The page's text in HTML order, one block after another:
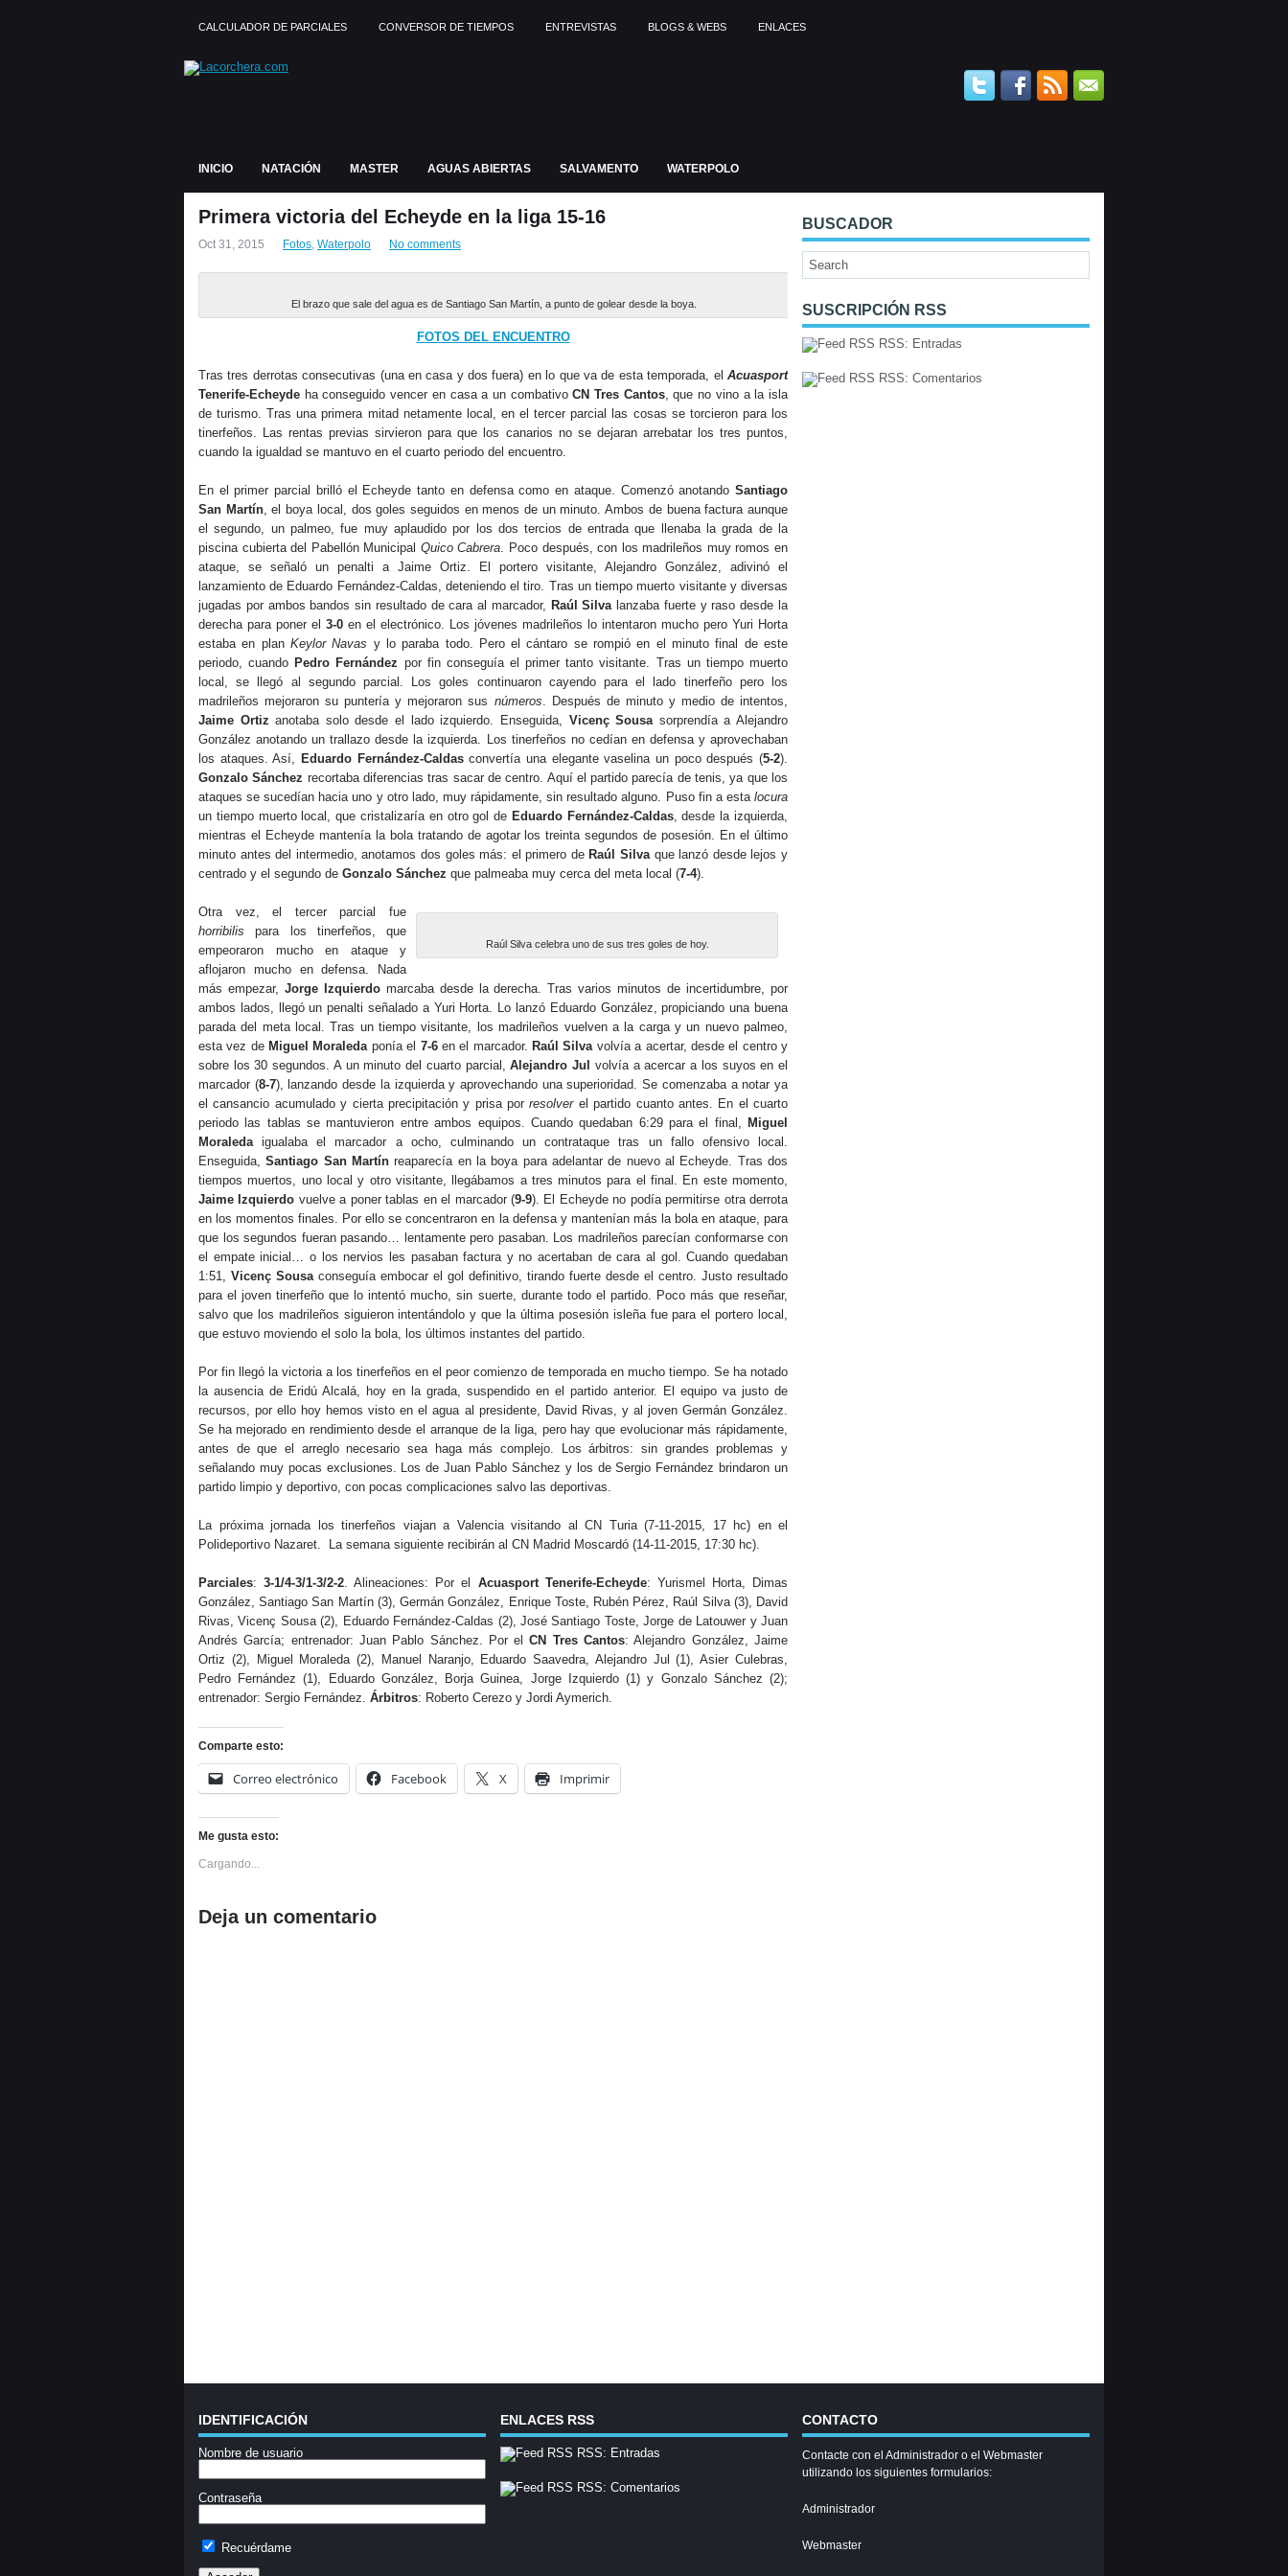
CALCULADOR DE PARCIALES CONVERSOR DE TIEMPOS ENTREVISTAS BLOGS & WEBS ENLACES
INICIO NATACIÓN MASTER AGUAS ABIERTAS SALVAMENTO WATERPOLO
Primera victoria del Echeyde en la liga 15-16
Oct 31, 2015 Fotos, Waterpolo No comments
El brazo que sale del agua es de Santiago San Martín, a punto de golear desde la boya.
FOTOS DEL ENCUENTRO
Tras tres derrotas consecutivas (una en casa y dos fuera) en lo que va de esta temporada, el Acuasport
Tenerife-Echeyde ha conseguido vencer en casa a un combativoCN Tres Cantos, que no vino a la isla
de turismo. Tras una primera mitad netamente local, en el tercer parcial las cosas se torcieron para los
tinerfeños. Las rentas previas sirvieron para que los canarios no se dejaran arrebatar los tres puntos,
cuando la igualdad se mantuvo en el cuarto periodo del encuentro.
En el primer parcial brilló el Echeyde tanto en defensa como en ataque. Comenzó anotando Santiago
San Martín, el boya local, dos goles seguidos en menos de un minuto. Ambos de buena factura aunque
el segundo, un palmeo, fue muy aplaudido por los dos tercios de entrada que llenaba la grada de la
piscina cubierta del Pabellón Municipal Quico Cabrera. Poco después, con los madrileños muy romos en
ataque, se señaló un penalti a Jaime Ortiz. El portero visitante, Alejandro González, adivinó el
lanzamiento de Eduardo Fernández-Caldas, deteniendo el tiro. Tras un tiempo muerto visitante y diversas
jugadas por ambos bandos sin resultado de cara al marcador, Raúl Silvalanzaba fuerte y raso desde la
derecha para poner el 3-0 en el electrónico. Los jóvenes madrileños lo intentaron mucho pero Yuri Horta
estaba en plan Keylor Navas y lo paraba todo. Pero el cántaro se rompió en el minuto final de este
periodo, cuando Pedro Fernández por fin conseguía el primer tanto visitante. Tras un tiempo muerto
local, se llegó al segundo parcial. Los goles continuaron cayendo para el lado tinerfeño pero los
madrileños mejoraron su puntería y mejoraron sus números. Después de minuto y medio de intentos,
Jaime Ortiz anotaba solo desde el lado izquierdo. Enseguida, Vicenç Sousasorprendía a Alejandro
González anotando un trallazo desde la izquierda. Los tinerfeños no cedían en defensa y aprovechaban
los ataques. Así, Eduardo Fernández-Caldasconvertía una elegante vaselina un poco después (5-2).
Gonzalo Sánchez recortaba diferencias tras sacar de centro. Aquí el partido parecía de tenis, ya que los
ataques se sucedían hacia uno y otro lado, muy rápidamente, sin resultado alguno. Puso fin a esta locura
un tiempo muerto local, que cristalizaría en otro gol de Eduardo Fernández-Caldas, desde la izquierda,
mientras el Echeyde mantenía la bola tratando de agotar los treinta segundos de posesión. En el último
minuto antes del intermedio, anotamos dos goles más: el primero de Raúl Silvaque lanzó desde lejos y
centrado y el segundo de Gonzalo Sánchez que palmeaba muy cerca del meta local (7-4).
Raúl Silva celebra uno de sus tres goles de hoy.
Otra vez, el tercer parcial fue
horribilis para los tinerfeños, que
empeoraron mucho en ataque y
aflojaron mucho en defensa. Nada
más empezar, Jorge Izquierdomarcaba desde la derecha. Tras varios minutos de incertidumbre, por
ambos lados, llegó un penalti señalado a Yuri Horta. Lo lanzó Eduardo González, propiciando una buena
parada del meta local. Tras un tiempo visitante, los madrileños vuelven a la carga y un nuevo palmeo,
esta vez de Miguel Moraledaponía el 7-6en el marcador. Raúl Silvavolvía a acertar, desde el centro y
sobre los 30 segundos. A un minuto del cuarto parcial,Alejandro Jul
volvía a acercar a los suyos en el
marcador (8-7), lanzando desde la izquierda y aprovechando una superioridad. Se comenzaba a notar ya
el cansancio acumulado y cierta precipitación y prisa porresolverel partido cuanto antes. En el cuarto
periodo las tablas se mantuvieron entre ambos equipos. Cuando quedaban 6:29 para el final, Miguel
Moraledaigualaba el marcador a ocho, culminando un contrataque tras un fallo ofensivo local.
Enseguida,Santiago San Martín reaparecía en la boya para adelantar de nuevo al Echeyde. Tras dos
tiempos muertos, uno local y otro visitante, llegábamos a tres minutos para el final. En este momento,
Jaime Izquierdo vuelve a poner tablas en el marcador (9-9). El Echeyde no podía permitirse otra derrota
en los momentos finales. Por ello se concentraron en la defensa y mantenían más la bola en ataque, para
que los segundos fueran pasando… lentamente pero pasaban. Los madrileños parecían conformarse con
el empate inicial… o los nervios les pasaban factura y no acertaban de cara al gol. Cuando quedaban
1:51, Vicenç Sousaconseguía embocar el gol definitivo, tirando fuerte desde el centro. Justo resultado
para el joven tinerfeño que lo intentó mucho, sin suerte, durante todo el partido. Poco más que reseñar,
salvo que los madrileños siguieron intentándolo y que la última posesión isleña fue para el portero local,
que estuvo moviendo el solo la bola, los últimos instantes del partido.
Por fin llegó la victoria a los tinerfeños en el peor comienzo de temporada en mucho tiempo. Se ha notado
la ausencia de Eridú Alcalá, hoy en la grada, suspendido en el partido anterior. El equipo va justo de
recursos, por ello hoy hemos visto en el agua al presidente, David Rivas, y al joven Germán González.
Se ha mejorado en rendimiento desde el arranque de la liga, pero hay que evolucionar más rápidamente,
antes de que el arreglo necesario sea haga más complejo. Los árbitros: sin grandes problemas y
señalando muy pocas exclusiones. Los de Juan Pablo Sánchez y los de Sergio Fernández brindaron un
partido limpio y deportivo, con pocas complicaciones salvo las deportivas.
La próxima jornada los tinerfeños viajan a Valencia visitando al CN Turia (7-11-2015, 17 hc) en el
Polideportivo Nazaret. La semana siguiente recibirán al CN Madrid Moscardó (14-11-2015, 17:30 hc).
Parciales:3-1/4-3/1-3/2-2. Alineaciones: Por el Acuasport Tenerife-Echeyde: Yurismel Horta, Dimas
González, Santiago San Martín (3), Germán González, Enrique Toste, Rubén Pérez, Raúl Silva (3), David
Rivas, Vicenç Sousa (2), Eduardo Fernández-Caldas (2), José Santiago Toste, Jorge de Latouwer y Juan
Andrés García; entrenador: Juan Pablo Sánchez. Por elCN Tres Cantos: Alejandro González, Jaime
Ortiz (2), Miguel Moraleda (2), Manuel Naranjo, Eduardo Saavedra, Alejandro Jul (1), Asier Culebras,
Pedro Fernández (1), Eduardo González, Borja Guinea, Jorge Izquierdo (1) y Gonzalo Sánchez (2);
entrenador: Sergio Fernández. Árbitros: Roberto Cerezo y Jordi Aymerich.
Comparte esto:
Correo electrónico Facebook X Imprimir
Me gusta esto:
Cargando...
Deja un comentario
BUSCADOR
SUSCRIPCIÓN RSS
RSS: Entradas
RSS: Comentarios
IDENTIFICACIÓN
Nombre de usuario
Contraseña
Recuérdame
ENLACES RSS
RSS: Entradas
RSS: Comentarios
CONTACTO
Contacte con el Administrador o el Webmaster
utilizando los siguientes formularios:
Administrador
Webmaster